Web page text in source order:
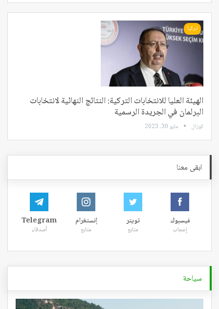
تركيا
الهيئة العليا للانتخابات التركية: النتائج النهائية لانتخابات
البرلمان في الجريدة الرسمية
كوزال مايو 30, 2023
ابقى معنا
فيسبوك
إعجاب
تويتر
متابع
إنستغرام
متابع
Telegram
أصدقاء
سياحة